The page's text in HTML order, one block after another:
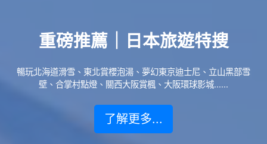
重磅推薦｜日本旅遊特搜
暢玩北海道滑雪、東北賞櫻泡湯、夢幻東京迪士尼、立山黑部雪
壁、合掌村點燈、關西大阪賞楓、大阪環球影城......
了解更多...